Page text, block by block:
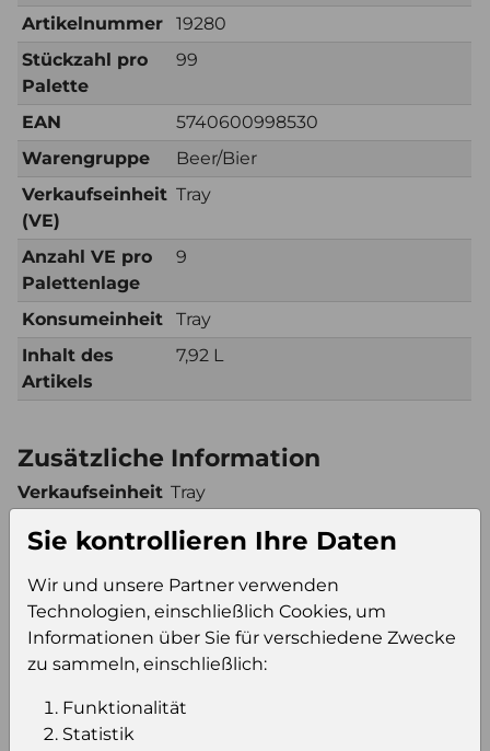
Artikelnummer
19280
Stückzahl pro
Palette
99
EAN
5740600998530
Warengruppe
Beer/Bier
Verkaufseinheit
(VE)
Tray
Anzahl VE pro
Palettenlage
9
Konsumeinheit
Tray
Inhalt des
Artikels
7,92 L
Zusätzliche Information
Verkaufseinheit Tray
Verkaufseinheit
pro Palette
99
Konsumeinheit Tray
Stückzahl pro
Palette
99
Sie kontrollieren Ihre Daten
Wir und unsere Partner verwenden
Technologien, einschließlich Cookies, um
Informationen über Sie für verschiedene Zwecke
zu sammeln, einschließlich:
Funktionalität
Statistik